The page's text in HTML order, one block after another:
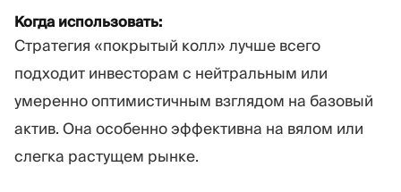
Когда использовать:
Стратегия «покрытый колл» лучше всего
подходит инвесторам с нейтральным или
умеренно оптимистичным взглядом на базовый
актив. Она особенно эффективна на вялом или
слегка растущем рынке.